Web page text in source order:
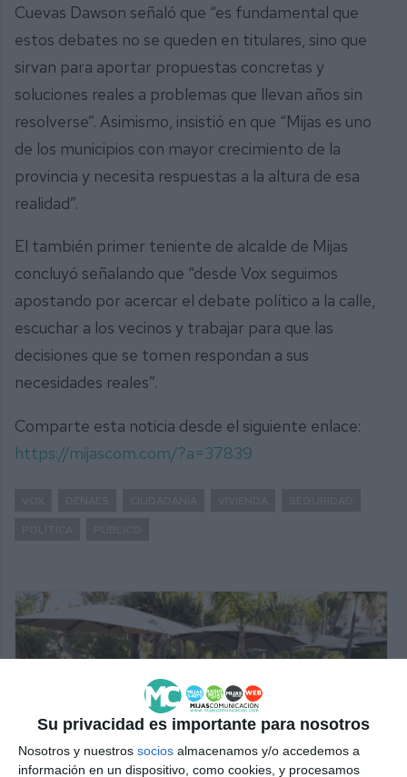
Su privacidad es importante para nosotros
Nosotros y nuestros socios almacenamos y/o accedemos a
información en un dispositivo, como cookies, y procesamos
Cuevas Dawson señaló que “es fundamental que
estos debates no se queden en titulares, sino que
sirvan para aportar propuestas concretas y
soluciones reales a problemas que llevan años sin
resolverse”. Asimismo, insistió en que “Mijas es uno
de los municipios con mayor crecimiento de la
provincia y necesita respuestas a la altura de esa
realidad”.
El también primer teniente de alcalde de Mijas
concluyó señalando que “desde Vox seguimos
apostando por acercar el debate político a la calle,
escuchar a los vecinos y trabajar para que las
decisiones que se tomen respondan a sus
necesidades reales”.
Comparte esta noticia desde el siguiente enlace:
https://mijascom.com/?a=37839